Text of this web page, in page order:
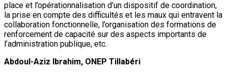
place et l’opérationnalisation d’un dispositif de coordination,
la prise en compte des difficultés et les maux qui entravent la
collaboration fonctionnelle, l’organisation des formations de
renforcement de capacité sur des aspects importants de
l’administration publique, etc.
Abdoul-Aziz Ibrahim, ONEP Tillabéri